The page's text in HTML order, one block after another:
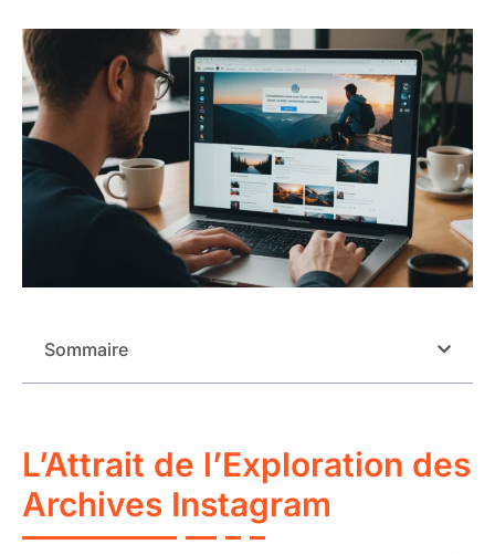
Sommaire
L’Attrait de l’Exploration des
Archives Instagram